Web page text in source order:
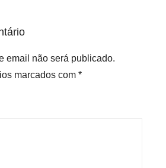
email não será publicado.
marcados com *